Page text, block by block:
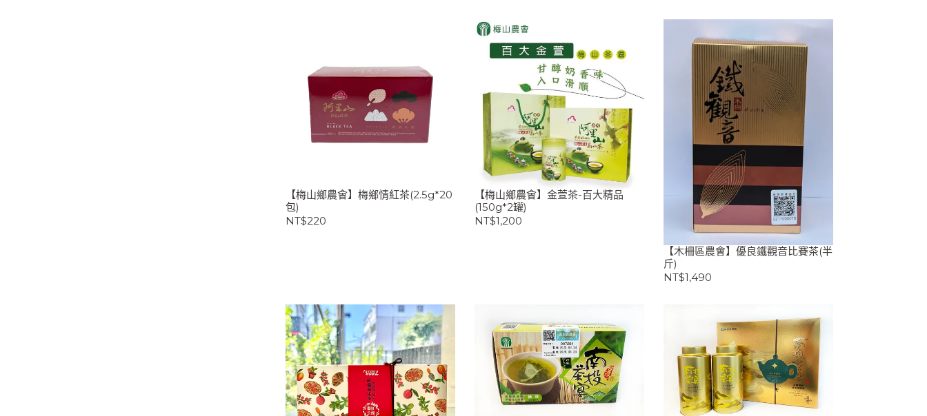
【梅山鄉農會】梅鄉情紅茶(2.5g*20
包)
NT$220
【梅山鄉農會】金萱茶-百大精品
(150g*2罐)
NT$1,200
【木柵區農會】優良鐵觀音比賽茶(半
斤)
NT$1,490